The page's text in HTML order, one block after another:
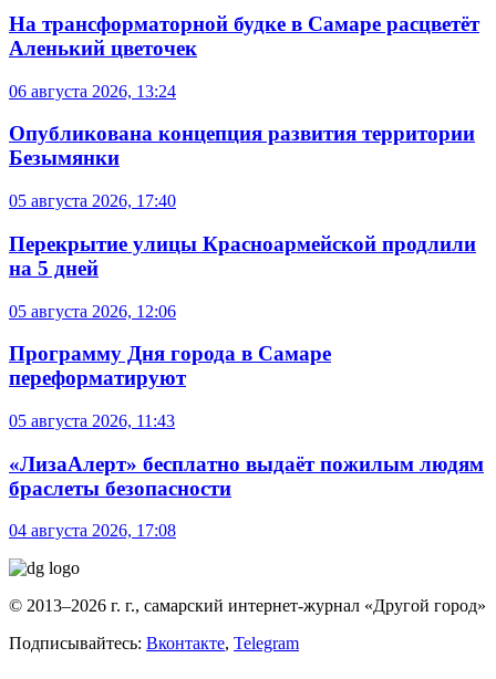
На трансформаторной будке в Самаре расцветёт
Аленький цветочек
06 августа 2026, 13:24
Опубликована концепция развития территории
Безымянки
05 августа 2026, 17:40
Перекрытие улицы Красноармейской продлили
на 5 дней
05 августа 2026, 12:06
Программу Дня города в Самаре
переформатируют
05 августа 2026, 11:43
«ЛизаАлерт» бесплатно выдаёт пожилым людям
браслеты безопасности
04 августа 2026, 17:08
© 2013–2026 г. г., самарский интернет-журнал «Другой город»
Подписывайтесь: Вконтакте, Telegram